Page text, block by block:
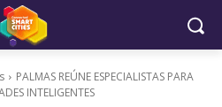
PALMAS REÚNE ESPECIALISTAS PARA
INTELIGENTES